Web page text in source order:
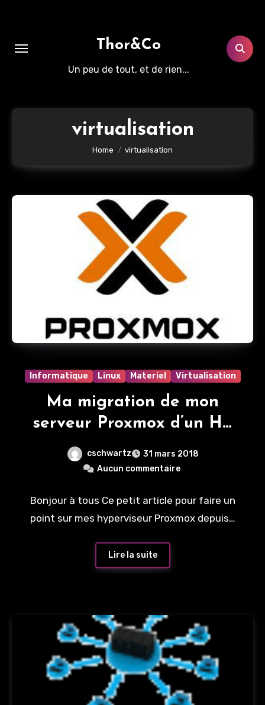
Thor&Co
Un peu de tout, et de rien...
virtualisation
Home virtualisation
Informatique Linux Materiel Virtualisation
Ma migration de mon
serveur Proxmox d’un HP
Proliant MicroServer N54L
vers un serveur IBM x3650
cschwartz
31 mars 2018
Aucun commentaire
Bonjour à tous Ce petit article pour faire un
point sur mes hyperviseur Proxmox depuis…
Lire la suite